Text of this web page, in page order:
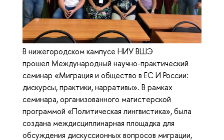
В нижегородском кампусе НИУ ВШЭ
прошел Международный научно-практический
семинар «Миграция и общество в ЕС И России:
дискурсы, практики, нарративы». В рамках
семинара, организованного магистерской
программой «Политическая лингвистика», была
создана междисциплинарная площадка для
обсуждения дискуссионных вопросов миграции,